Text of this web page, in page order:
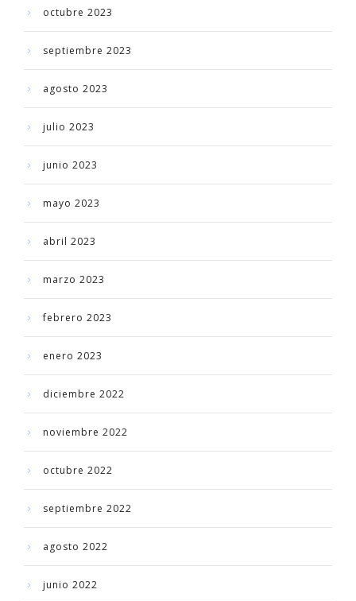
octubre 2023
septiembre 2023
agosto 2023
julio 2023
junio 2023
mayo 2023
abril 2023
marzo 2023
febrero 2023
enero 2023
diciembre 2022
noviembre 2022
octubre 2022
septiembre 2022
agosto 2022
junio 2022